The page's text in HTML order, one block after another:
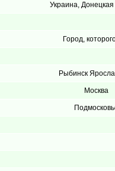
Украина, Донецкая
Город,
Рыбинск
Москва